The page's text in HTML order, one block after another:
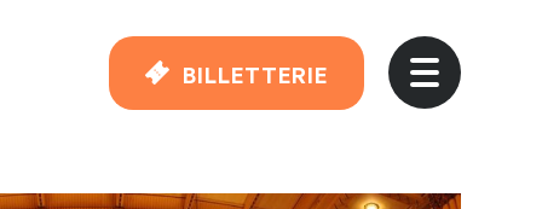
BILLETTERIE